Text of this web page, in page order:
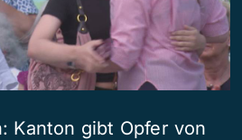
Kanton gibt Opfer von